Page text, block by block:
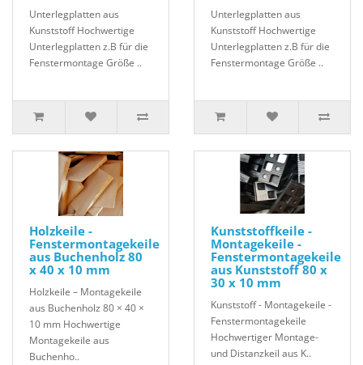
Unterlegplatten aus
Kunststoff Hochwertige
Unterlegplatten z.B für die
Fenstermontage Größe ..
Unterlegplatten aus
Kunststoff Hochwertige
Unterlegplatten z.B für die
Fenstermontage Größe ..
Holzkeile -
Fenstermontagekeile
aus Buchenholz 80
x 40 x 10 mm
Holzkeile – Montagekeile
aus Buchenholz 80 × 40 ×
10 mm Hochwertige
Montagekeile aus
Buchenho..
Kunststoffkeile -
Montagekeile -
Fenstermontagekeile
aus Kunststoff 80 x
30 x 10 mm
Kunststoff - Montagekeile -
Fenstermontagekeile
Hochwertiger Montage-
und Distanzkeil aus K..